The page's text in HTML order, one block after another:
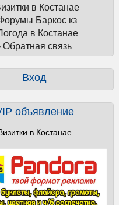
в Костанае
Баркос кз
в Костанае
Обратная связь
Вход
объявление
в Костанае